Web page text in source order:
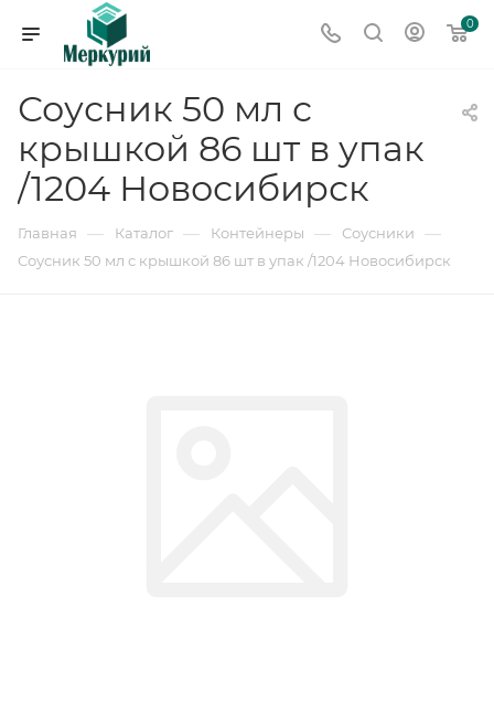
0
Соусник 50 мл с
крышкой 86 шт в упак
/1204 Новосибирск
Главная — Каталог — Контейнеры — Соусники —
Соусник 50 мл с крышкой 86 шт в упак /1204 Новосибирск